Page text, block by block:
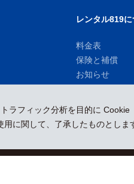
フィック分析を目的に Cookie
に関して、了承したものとしま
レンタル819に
料金表
保険と補償
お知らせ